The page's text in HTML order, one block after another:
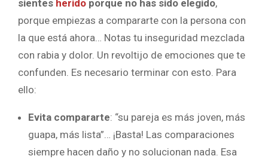
sientes herido porque no has sido elegido,
porque empiezas a compararte con la persona con
la que está ahora… Notas tu inseguridad mezclada
con rabia y dolor. Un revoltijo de emociones que te
confunden. Es necesario terminar con esto. Para
ello:
Evita compararte: “su pareja es más joven, más
guapa, más lista”… ¡Basta! Las comparaciones
siempre hacen daño y no solucionan nada. Esa